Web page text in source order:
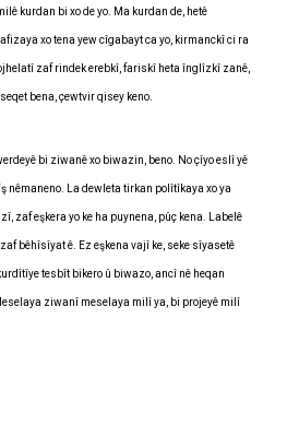
kurdan bi xo de yo. Ma kurdan de, hetê
xo tena yew cîgabayt ca yo, kirmanckî ci ra
zaf rindek erebkî, fariskî heta înglîzkî zanê,
bena, çewtvir qisey keno.
bi ziwanê xo biwazin, beno. No çîyo eslî yê
nêmaneno. La dewleta tirkan polîtîkaya xo ya
zaf eşkera yo ke ha puynena, pûç kena. Labelê
bêhîsîyat ê. Ez eşkena vajî ke, seke sîyasetê
tesbît bikero û biwazo, ancî nê heqan
ziwanî meselaya milî ya, bi projeyê milî